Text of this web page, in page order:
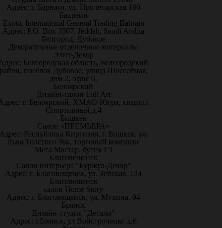
Адрес: г. Барнаул, ул. Пролетарская 160
Бахрейн
Exotic International General Trading Bahrain
Адрес: P.O. Box 3507, Jeddah, Saudi Arabia
Белгород, Дубовое
Декоративные отделочные материалы
Элит-Декор
Белгородская область, Белгородский
посёлок Дубовое, улица Шоссейная,
дом 2, офис 6.
Белоярский
Дизайн-салон Lidi Art
г. Белоярский, ХМАО-Югра, квартал
Спортивный,д.4
Бишкек
Салон «ПРЕМЬЕРА»
Республика Киргизия, г. Бишкек, ул.
Льва Толстого 36к, торговый комплекс
Мега Мастер, бутик Г3
Благовещенск
Салон интерьера "Буржуа-Декор"
Адрес: г. Благовещенск, ул. Зейская, 134
Благовещенск
салон Home Story
Адрес: г. Благовещенск, ул. Мухина, 94
Брянск
Дизайн-студия "Детали"
Адрес: г.Брянск, ул Войстроченко д.6